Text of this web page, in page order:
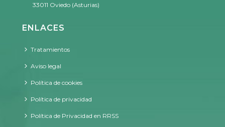
33011 Oviedo (Asturias)
ENLACES
Tratamientos
Aviso legal
Política de cookies
Política de privacidad
Política de Privacidad en RRSS